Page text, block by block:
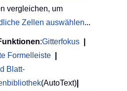
vergleichen, um
Zellen auswählen...
:Gitterfokus
Formelleiste
Blatt-
(AutoText)